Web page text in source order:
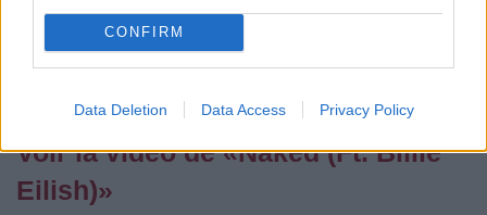
CONFIRM
Data Deletion Data Access Privacy Policy
Voir la vidéo de «Naked (Ft. Billie
Eilish)»